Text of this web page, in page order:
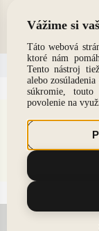
Kontakt